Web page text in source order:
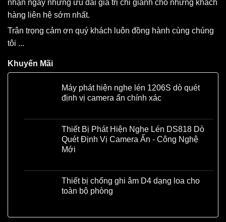
nhận ngay những ưu đãi giá trị chỉ giành cho những khách
hàng liên hệ sớm nhất.
Trân trọng cảm ơn quý khách luôn đồng hành cùng chúng
tôi ...
Khuyến Mãi
Máy phát hiện nghe lén 1206S dò quét
định vị camera ẩn chính xác
Thiết Bị Phát Hiện Nghe Lén DS818 Dò
Quét Định Vị Camera Ẩn - Công Nghệ
Mới
Thiết bị chống ghi âm D4 dạng loa cho
toàn bộ phòng